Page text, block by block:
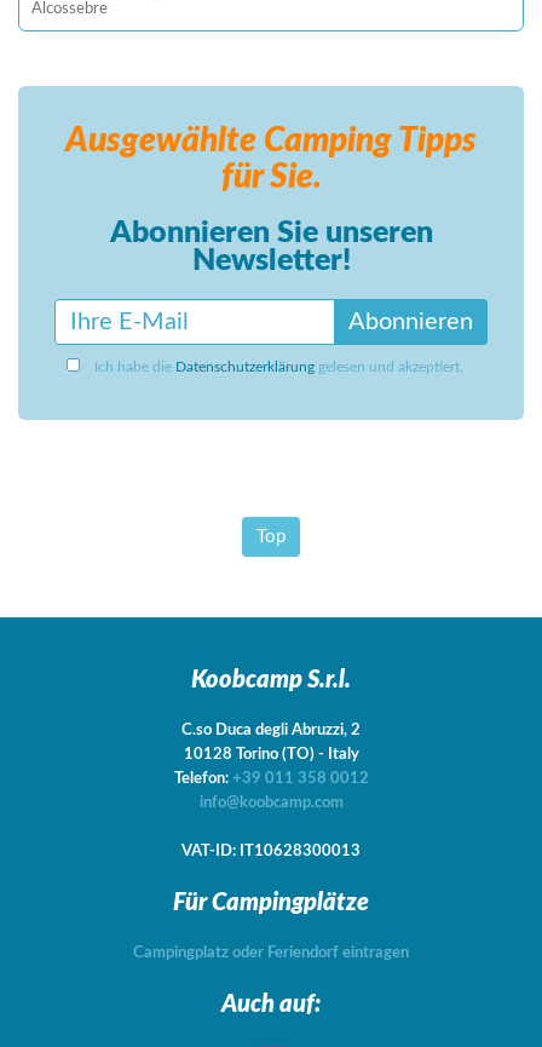
Alcossebre
Ausgewählte Camping Tipps
für Sie.
Abonnieren Sie unseren
Newsletter!
Abonnieren
Ich habe die Datenschutzerklärung gelesen und akzeptiert.
Top
Koobcamp S.r.l.
C.so Duca degli Abruzzi, 2
10128 Torino (TO) - Italy
Telefon: +39 011 358 0012
info@koobcamp.com
VAT-ID: IT10628300013
Für Campingplätze
Campingplatz oder Feriendorf eintragen
Auch auf: